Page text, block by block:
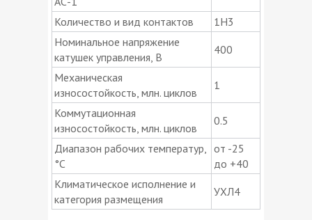
Количество и вид контактов
1H3
Номинальное напряжение
катушек управления, В
400
Механическая
износостойкость, млн. циклов
1
Коммутационная
износостойкость, млн. циклов
0.5
Диапазон рабочих температур,
°C
от -25
до +40
Климатическое исполнение и
категория размещения
УХЛ4